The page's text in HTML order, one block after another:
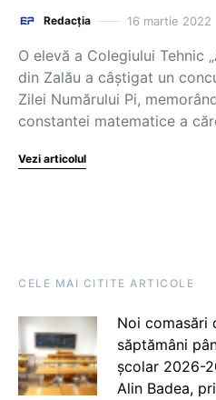
Redacția 16 martie 2022
O elevă a Colegiului Tehnic
din Zalău a câştigat un
Zilei Numărului Pi,
constantei matematice a
Vezi articolul
CELE MAI CITITE ARTICOLE
Noi comasări
săptămâni
școlar 2026-
Alin Badea,